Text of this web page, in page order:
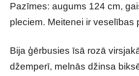
Pazīmes: augums 124 cm,
pleciem. Meitenei ir veselības
Bija ģērbusies īsā rozā
džemperī, melnās džinsa